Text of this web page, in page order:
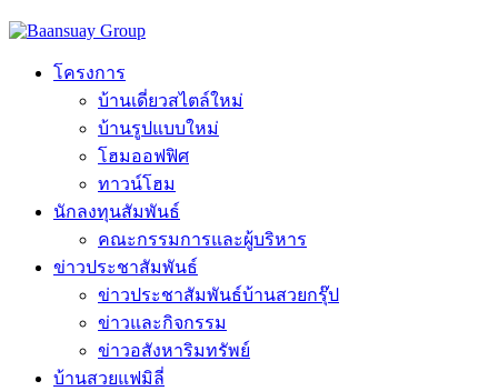
โครงการ
บ้านเดี่ยวสไตล์ใหม่
บ้านรูปแบบใหม่
โฮมออฟฟิศ
ทาวน์โฮม
นักลงทุนสัมพันธ์
คณะกรรมการและผู้บริหาร
ข่าวประชาสัมพันธ์
ข่าวประชาสัมพันธ์บ้านสวยกรุ๊ป
ข่าวและกิจกรรม
ข่าวอสังหาริมทรัพย์
บ้านสวยแฟมิลี่